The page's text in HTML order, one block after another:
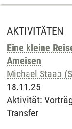
AKTIVITÄTEN
Eine kleine
Ameisen
Michael Staab
18.11.25
Aktivität:
Transfer